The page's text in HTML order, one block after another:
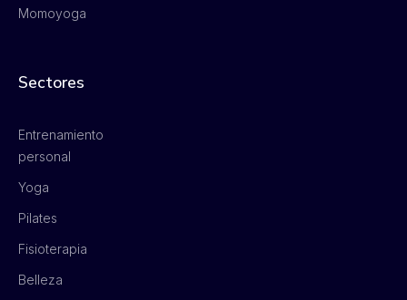
Momoyoga
Sectores
Entrenamiento
personal
Yoga
Pilates
Fisioterapia
Belleza